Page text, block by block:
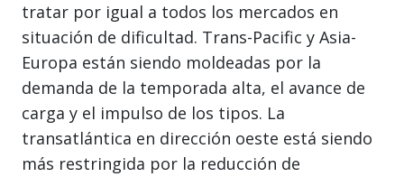
tratar por igual a todos los mercados en
situación de dificultad. Trans-Pacific y Asia-
Europa están siendo moldeadas por la
demanda de la temporada alta, el avance de
carga y el impulso de los tipos. La
transatlántica en dirección oeste está siendo
más restringida por la reducción de